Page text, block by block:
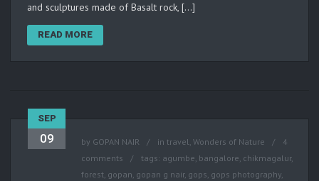
and sculptures made of Basalt rock, […]
READ MORE
SEP
09 by GOPAN NAIR in travel, Wonders of Nature
4
comments
tags: agumbe, bangalore, chikmagalur,
forest, gopan, gopan g nair, gops, gops photography,